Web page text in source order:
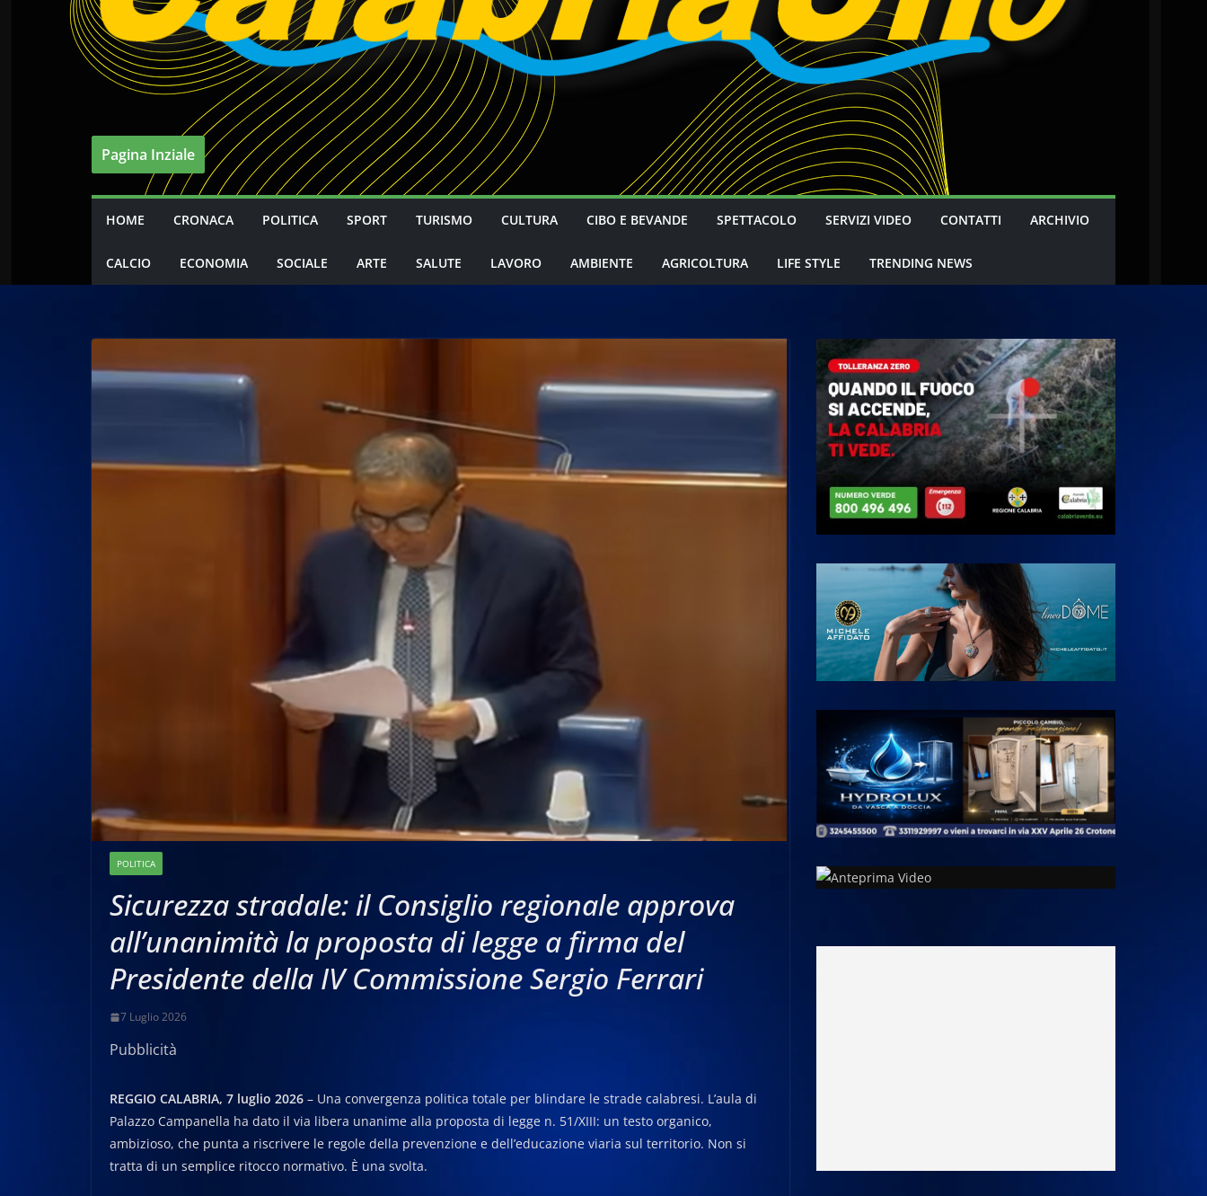
Pagina Inziale
HOME CRONACA POLITICA SPORT TURISMO CULTURA CIBO E BEVANDE SPETTACOLO SERVIZI VIDEO CONTATTI ARCHIVIO
CALCIO ECONOMIA SOCIALE ARTE SALUTE LAVORO AMBIENTE AGRICOLTURA LIFE STYLE TRENDING NEWS
POLITICA
Sicurezza stradale: il Consiglio regionale approva
all’unanimità la proposta di legge a firma del
Presidente della IV Commissione Sergio Ferrari
7 Luglio 2026
Pubblicità
REGGIO CALABRIA, 7 luglio 2026 – Una convergenza politica totale per blindare le strade calabresi. L’aula di
Palazzo Campanella ha dato il via libera unanime alla proposta di legge n. 51/XIII: un testo organico,
ambizioso, che punta a riscrivere le regole della prevenzione e dell’educazione viaria sul territorio. Non si
tratta di un semplice ritocco normativo. È una svolta.